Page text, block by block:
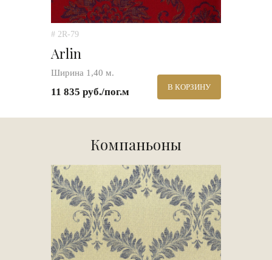
# 2R-79
Arlin
Ширина 1,40 м.
11 835 руб./пог.м В КОРЗИНУ
Компаньоны